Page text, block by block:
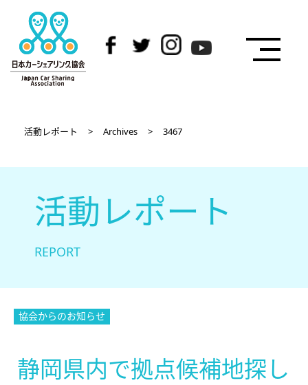
活動レポート > Archives > 3467
活動レポート
REPORT
協会からのお知らせ
静岡県内で拠点候補地探し